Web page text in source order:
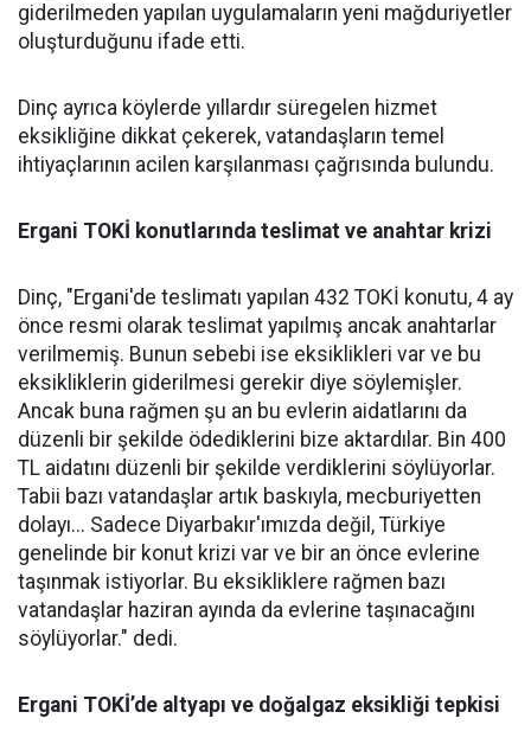
giderilmeden yapılan uygulamaların yeni mağduriyetler
oluşturduğunu ifade etti.
Dinç ayrıca köylerde yıllardır süregelen hizmet
eksikliğine dikkat çekerek, vatandaşların temel
ihtiyaçlarının acilen karşılanması çağrısında bulundu.
Ergani TOKİ konutlarında teslimat ve anahtar krizi
Dinç, "Ergani'de teslimatı yapılan 432 TOKİ konutu, 4 ay
önce resmi olarak teslimat yapılmış ancak anahtarlar
verilmemiş. Bunun sebebi ise eksiklikleri var ve bu
eksikliklerin giderilmesi gerekir diye söylemişler.
Ancak buna rağmen şu an bu evlerin aidatlarını da
düzenli bir şekilde ödediklerini bize aktardılar. Bin 400
TL aidatını düzenli bir şekilde verdiklerini söylüyorlar.
Tabii bazı vatandaşlar artık baskıyla, mecburiyetten
dolayı... Sadece Diyarbakır'ımızda değil, Türkiye
genelinde bir konut krizi var ve bir an önce evlerine
taşınmak istiyorlar. Bu eksikliklere rağmen bazı
vatandaşlar haziran ayında da evlerine taşınacağını
söylüyorlar." dedi.
Ergani TOKİ’de altyapı ve doğalgaz eksikliği tepkisi